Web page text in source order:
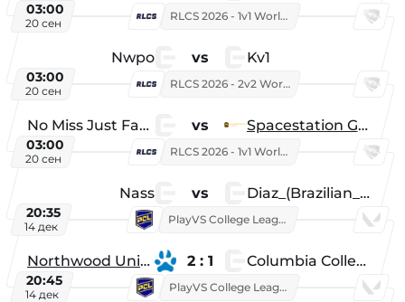
03:00
20 сен
RLCS 2026 - 1v1 World Championship
Nwpo vs Kv1
03:00
20 сен
RLCS 2026 - 2v2 World Championship
No Miss Just Fake vs Spacestation Gaming
03:00
20 сен
RLCS 2026 - 1v1 World Championship
Nass vs Diaz_(Brazilian_Player)
20:35
14 дек
PlayVS College League 2025: Fall
Northwood University 2 : 1 Columbia College
20:45
14 дек
PlayVS College League 2025: Fall